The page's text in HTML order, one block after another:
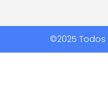
©2025